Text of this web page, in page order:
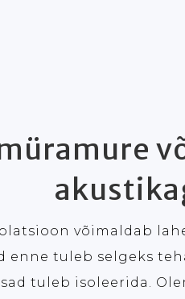
võimaldab
enne tuleb selgeks
tuleb isoleerida.